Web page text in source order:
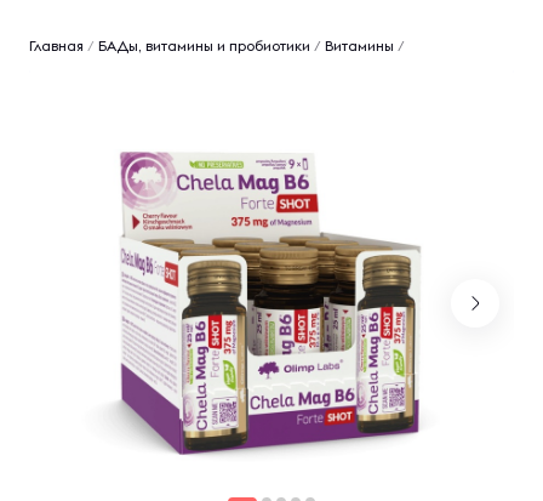
Главная / БАДы, витамины и пробиотики / Витамины /